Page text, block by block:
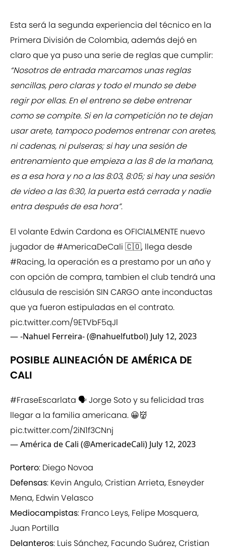
Esta será la segunda experiencia del técnico en la
Primera División de Colombia, además dejó en
claro que ya puso una serie de reglas que cumplir:
“Nosotros de entrada marcamos unas reglas
sencillas, pero claras y todo el mundo se debe
regir por ellas. En el entreno se debe entrenar
como se compite. Si en la competición no te dejan
usar arete, tampoco podemos entrenar con aretes,
ni cadenas, ni pulseras; si hay una sesión de
entrenamiento que empieza a las 8 de la mañana,
es a esa hora y no a las 8:03, 8:05; si hay una sesión
de video a las 6:30, la puerta está cerrada y nadie
entra después de esa hora”.
El volante Edwin Cardona es OFICIALMENTE nuevo
jugador de#AmericaDeCali 🇨🇴, llega desde
#Racing, la operación es a prestamo por un año y
con opción de compra, tambien el club tendrá una
cláusula de rescisión SIN CARGO ante inconductas
que ya fueron estipuladas en el contrato.
pic.twitter.com/9ETVbF5qJl
— -Nahuel Ferreira- (@nahuelfutbol) July 12, 2023
POSIBLE ALINEACIÓN DE AMÉRICA DE
CALI
#FraseEscarlata 🗣️ Jorge Soto y su felicidad tras
llegar a la familia americana. 😀👹
pic.twitter.com/2iN1f3CNnj
— América de Cali (@AmericadeCali) July 12, 2023
Portero: Diego Novoa
Defensas: Kevin Angulo, Cristian Arrieta, Esneyder
Mena, Edwin Velasco
Mediocampistas: Franco Leys, Felipe Mosquera,
Juan Portilla
Delanteros: Luis Sánchez, Facundo Suárez, Cristian